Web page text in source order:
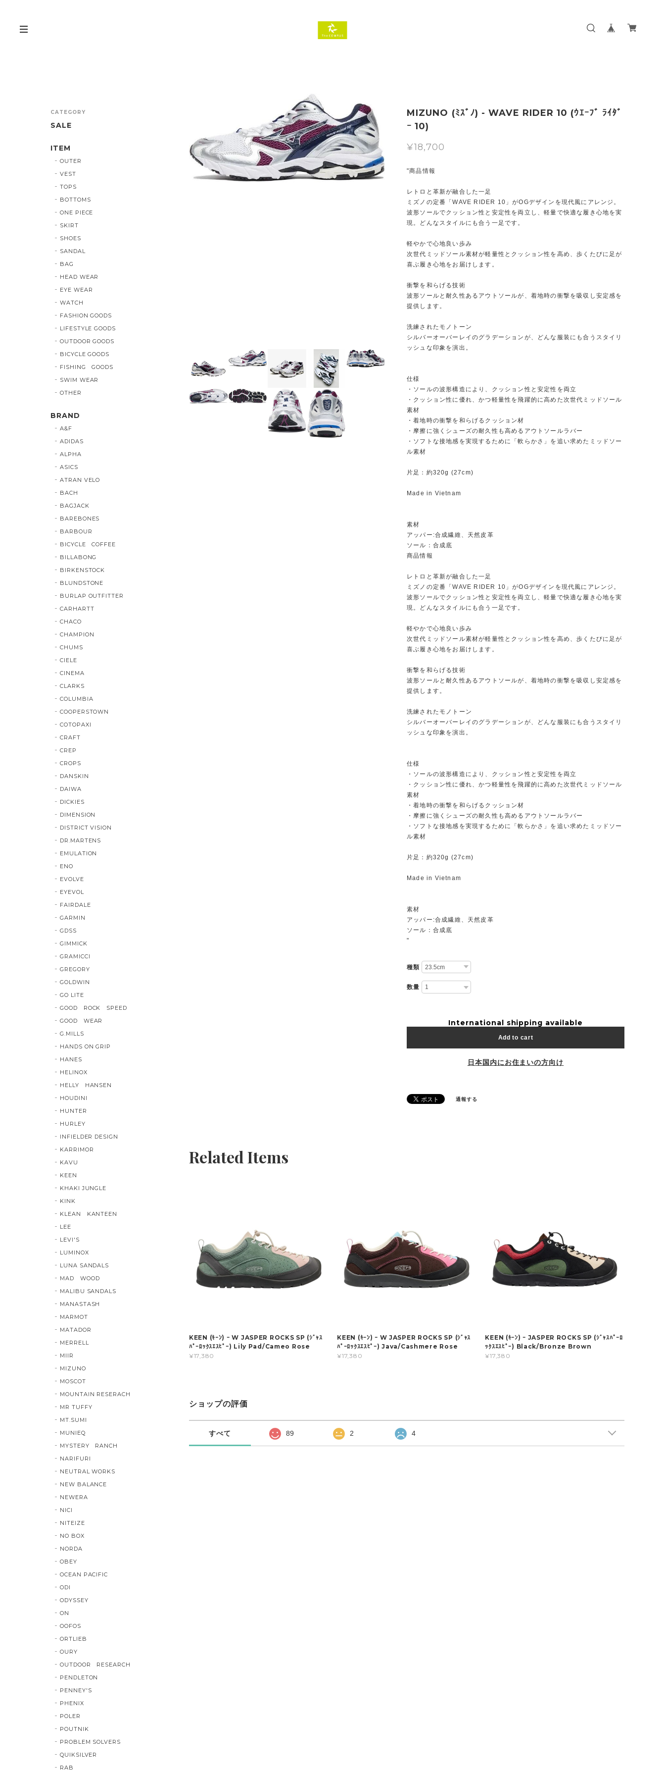
MIZUNO (ﾐｽﾞﾉ) - WAVE RIDER 10 (ｳｴｰﾌﾞ ﾗｲﾀﾞ
ｰ 10)
¥18,700
"商品情報
レトロと革新が融合した一足
ミズノの定番「WAVE RIDER 10」がOGデザインを現代風にアレンジ。
波形ソールでクッション性と安定性を両立し、軽量で快適な履き心地を実
現。どんなスタイルにも合う一足です。
軽やかで心地良い歩み
次世代ミッドソール素材が軽量性とクッション性を高め、歩くたびに足が
喜ぶ履き心地をお届けします。
衝撃を和らげる技術
波形ソールと耐久性あるアウトソールが、着地時の衝撃を吸収し安定感を
提供します。
洗練されたモノトーン
シルバーオーバーレイのグラデーションが、どんな服装にも合うスタイリ
ッシュな印象を演出。
仕様
・ソールの波形構造により、クッション性と安定性を両立
・クッション性に優れ、かつ軽量性を飛躍的に高めた次世代ミッドソール
素材
・着地時の衝撃を和らげるクッション材
・摩擦に強くシューズの耐久性も高めるアウトソールラバー
・ソフトな接地感を実現するために「軟らかさ」を追い求めたミッドソー
ル素材
片足：約320g (27cm)
Made in Vietnam
素材
アッパー:合成繊維、天然皮革
ソール：合成底
商品情報
レトロと革新が融合した一足
ミズノの定番「WAVE RIDER 10」がOGデザインを現代風にアレンジ。
波形ソールでクッション性と安定性を両立し、軽量で快適な履き心地を実
現。どんなスタイルにも合う一足です。
軽やかで心地良い歩み
次世代ミッドソール素材が軽量性とクッション性を高め、歩くたびに足が
喜ぶ履き心地をお届けします。
衝撃を和らげる技術
波形ソールと耐久性あるアウトソールが、着地時の衝撃を吸収し安定感を
提供します。
洗練されたモノトーン
シルバーオーバーレイのグラデーションが、どんな服装にも合うスタイリ
ッシュな印象を演出。
仕様
・ソールの波形構造により、クッション性と安定性を両立
・クッション性に優れ、かつ軽量性を飛躍的に高めた次世代ミッドソール
素材
・着地時の衝撃を和らげるクッション材
・摩擦に強くシューズの耐久性も高めるアウトソールラバー
・ソフトな接地感を実現するために「軟らかさ」を追い求めたミッドソー
ル素材
片足：約320g (27cm)
Made in Vietnam
素材
アッパー:合成繊維、天然皮革
ソール：合成底
"
種類
数量
International shipping available
Add to cart
日本国内にお住まいの方向け
通報する
Related Items
KEEN (ｷｰﾝ) ｰ W JASPER ROCKS SP (ｼﾞｬｽ
ﾊﾟｰﾛｯｸｽｴｽﾋﾟｰ) Lily Pad/Cameo Rose
¥17,380
KEEN (ｷｰﾝ) ｰ W JASPER ROCKS SP (ｼﾞｬｽ
ﾊﾟｰﾛｯｸｽｴｽﾋﾟｰ) Java/Cashmere Rose
¥17,380
KEEN (ｷｰﾝ) ｰ JASPER ROCKS SP (ｼﾞｬｽﾊﾟｰﾛ
ｯｸｽｴｽﾋﾟｰ) Black/Bronze Brown
¥17,380
ショップの評価
すべて 89 2 4
CATEGORY
SALE
ITEM
OUTER
VEST
TOPS
BOTTOMS
ONE PIECE
SKIRT
SHOES
SANDAL
BAG
HEAD WEAR
EYE WEAR
WATCH
FASHION GOODS
LIFESTYLE GOODS
OUTDOOR GOODS
BICYCLE GOODS
FISHING GOODS
SWIM WEAR
OTHER
BRAND
A&F
ADIDAS
ALPHA
ASICS
ATRAN VELO
BACH
BAGJACK
BAREBONES
BARBOUR
BICYCLE COFFEE
BILLABONG
BIRKENSTOCK
BLUNDSTONE
BURLAP OUTFITTER
CARHARTT
CHACO
CHAMPION
CHUMS
CIELE
CINEMA
CLARKS
COLUMBIA
COOPERSTOWN
COTOPAXI
CRAFT
CREP
CROPS
DANSKIN
DAIWA
DICKIES
DIMENSION
DISTRICT VISION
DR.MARTENS
EMULATION
ENO
EVOLVE
EYEVOL
FAIRDALE
GARMIN
GDSS
GIMMICK
GRAMICCI
GREGORY
GOLDWIN
GO LITE
GOOD ROCK SPEED
GOOD WEAR
G.MILLS
HANDS ON GRIP
HANES
HELINOX
HELLY HANSEN
HOUDINI
HUNTER
HURLEY
INFIELDER DESIGN
KARRIMOR
KAVU
KEEN
KHAKI JUNGLE
KINK
KLEAN KANTEEN
LEE
LEVI'S
LUMINOX
LUNA SANDALS
MAD WOOD
MALIBU SANDALS
MANASTASH
MARMOT
MATADOR
MERRELL
MIIR
MIZUNO
MOSCOT
MOUNTAIN RESERACH
MR TUFFY
MT.SUMI
MUNIEQ
MYSTERY RANCH
NARIFURI
NEUTRAL WORKS
NEW BALANCE
NEWERA
NICI
NITEIZE
NO BOX
NORDA
OBEY
OCEAN PACIFIC
ODI
ODYSSEY
ON
OOFOS
ORTLIEB
OURY
OUTDOOR RESEARCH
PENDLETON
PENNEY'S
PHENIX
POLER
POUTNIK
PROBLEM SOLVERS
QUIKSILVER
RAB